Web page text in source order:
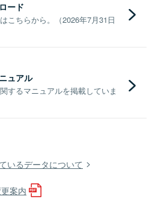
ード
こちらから。（2026年7月31日
ュアル
するマニュアルを掲載していま
いるデータについて
案内